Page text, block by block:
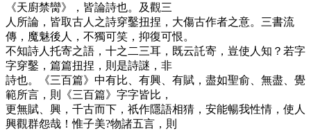
《天廚禁臠》，皆論詩也。及觀三
人所論，皆取古人之詩穿鑿扭捏，大傷古作者之意。三書流
傳，魔魅後人，不獨可笑，抑復可恨。
不知詩人托寄之語，十之二三耳，既云託寄，豈使人知？若字
字穿鑿，篇篇扭捏，則是詩謎，非
詩也。《三百篇》中有比、有興、有賦，盡如聖俞、無盡、覺
範所言，則《三百篇》字字皆比，
更無賦、興，千古而下，祇作隱語相猜，安能暢我性情，使人
興觀群怨哉！惟子美?物諸五言，則